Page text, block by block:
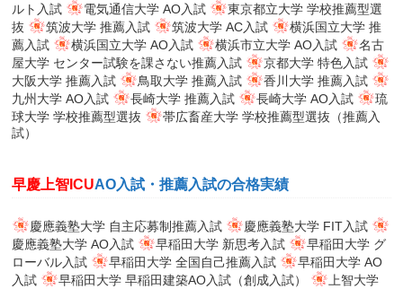
ルト入試
電気通信大学 AO入試
東京都立大学 学校推薦型選
抜
筑波大学 推薦入試 筑波大学 AC入試
横浜国立大学 推
薦入試
横浜国立大学 AO入試 横浜市立大学 AO入試
名古
屋大学 センター試験を課さない推薦入試
京都大学 特色入試
大阪大学 推薦入試
鳥取大学 推薦入試
香川大学 推薦入試
九州大学 AO入試
長崎大学 推薦入試 長崎大学 AO入試
琉
球大学 学校推薦型選抜
帯広畜産大学 学校推薦型選抜（推薦入
試）
早慶上智ICUAO入試・推薦入試の合格実績
慶應義塾大学 自主応募制推薦入試
慶應義塾大学 FIT入試
慶應義塾大学 AO入試
早稲田大学 新思考入試
早稲田大学 グ
ローバル入試
早稲田大学 全国自己推薦入試
早稲田大学 AO
入試
早稲田大学 早稲田建築AO入試（創成入試）
上智大学